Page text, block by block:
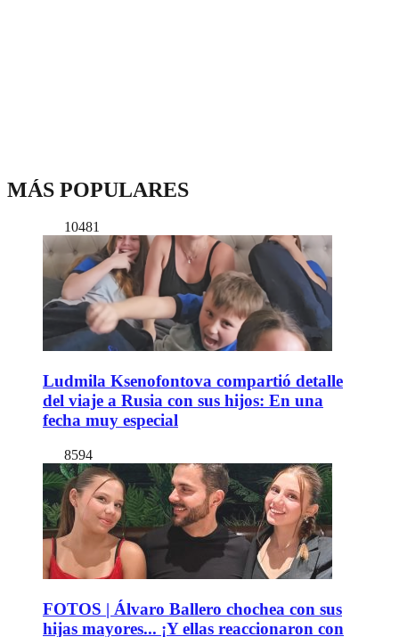
MÁS POPULARES
10481
Ludmila Ksenofontova compartió detalle
del viaje a Rusia con sus hijos: En una
fecha muy especial
8594
FOTOS | Álvaro Ballero chochea con sus
hijas mayores... ¡Y ellas reaccionaron con